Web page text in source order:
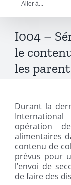
Aller à...
I004 –
le
les
Durant la
opération
alimentaires
contenu de
prévus pour
l’envoi de
de faire des